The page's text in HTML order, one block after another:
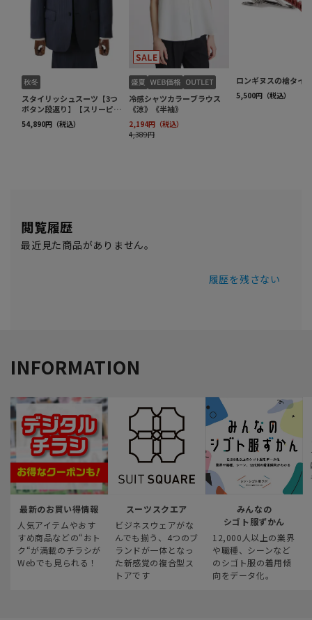
閲覧履歴
最近見た商品がありません。
履歴を残さない
INFORMATION
最新のお買い得情報
人気アイテムやおす
すめ商品などの“おト
ク“が満載のチラシが
Webでも見られる！
スーツスクエア
ビジネスウェアがな
んでも揃う、4つのブ
ランドが一体となっ
た新感覚の複合型ス
トアです
みんなの
シゴト服ずかん
12,000人以上の業界
や職種、シーンなど
のシゴト服の着用傾
向をデータ化。